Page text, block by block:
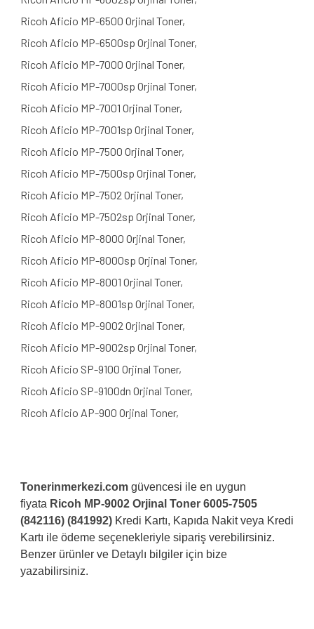
Ricoh Aficio MP-6500 Orjinal Toner,
Ricoh Aficio MP-6500sp Orjinal Toner,
Ricoh Aficio MP-7000 Orjinal Toner,
Ricoh Aficio MP-7000sp Orjinal Toner,
Ricoh Aficio MP-7001 Orjinal Toner,
Ricoh Aficio MP-7001sp Orjinal Toner,
Ricoh Aficio MP-7500 Orjinal Toner,
Ricoh Aficio MP-7500sp Orjinal Toner,
Ricoh Aficio MP-7502 Orjinal Toner,
Ricoh Aficio MP-7502sp Orjinal Toner,
Ricoh Aficio MP-8000 Orjinal Toner,
Ricoh Aficio MP-8000sp Orjinal Toner,
Ricoh Aficio MP-8001 Orjinal Toner,
Ricoh Aficio MP-8001sp Orjinal Toner,
Ricoh Aficio MP-9002 Orjinal Toner,
Ricoh Aficio MP-9002sp Orjinal Toner,
Ricoh Aficio SP-9100 Orjinal Toner,
Ricoh Aficio SP-9100dn Orjinal Toner,
Ricoh Aficio AP-900 Orjinal Toner,
Tonerinmerkezi.com güvencesi ile en uygun
fiyata Ricoh MP-9002 Orjinal Toner 6005-7505
(842116) (841992) Kredi Kartı, Kapıda Nakit veya Kredi
Kartı ile ödeme seçenekleriyle sipariş verebilirsiniz.
Benzer ürünler ve Detaylı bilgiler için bize
yazabilirsiniz.